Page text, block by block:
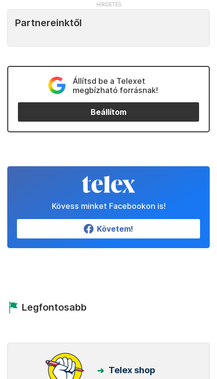
Partnereinktől
Állítsd be a Telexet
megbízható forrásnak!
Beállítom
Kövess minket Facebookon is!
Követem!
Legfontosabb
Telex shop